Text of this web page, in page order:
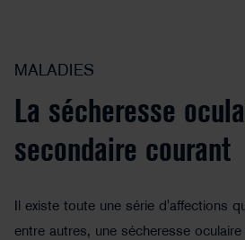
MALADIES
La sécheresse
secondaire courant
Il existe toute une série d'affections
entre autres, une sécheresse